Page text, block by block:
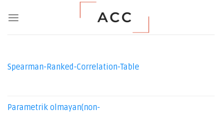
Spearman-Ranked-Correlation-Table
Parametrik olmayan(non-